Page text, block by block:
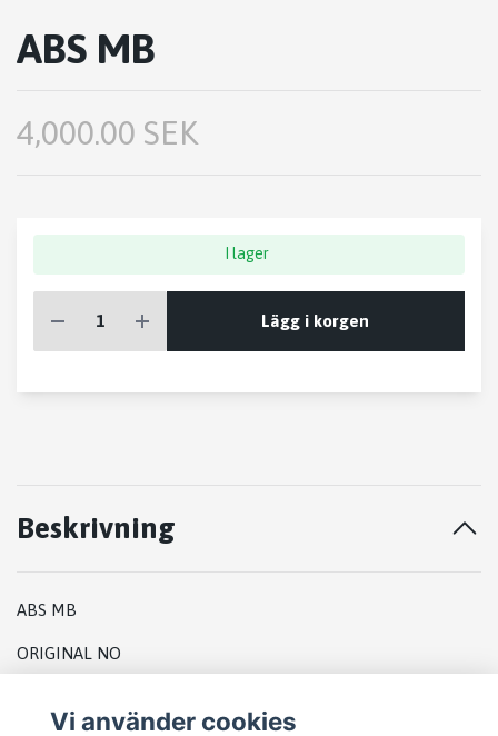
ABS MB
4,000.00 SEK
I lager
Lägg i korgen
Beskrivning
ABS MB
ORIGINAL NO
Vi använder cookies